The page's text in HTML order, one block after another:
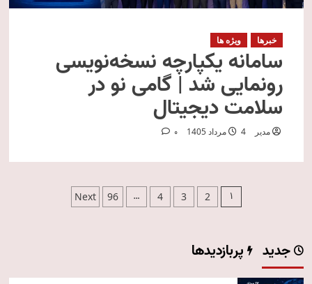
خبرها ویژه ها
سامانه یکپارچه نسخه‌نویسی
رونمایی شد | گامی نو در
سلامت دیجیتال
مدیر 4 مرداد 1405 0
صفحه‌بندی
1
2
3
4
…
96
Next
جدید پربازدیدها